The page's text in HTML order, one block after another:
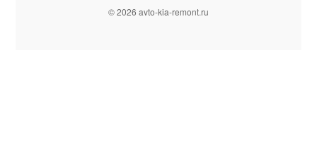
© 2026 avto-kia-remont.ru